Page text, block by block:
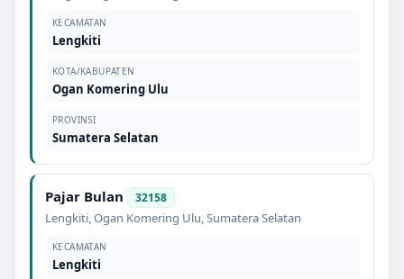
KECAMATAN
Lengkiti
KOTA/KABUPATEN
Ogan Komering Ulu
PROVINSI
Sumatera Selatan
Pajar Bulan 32158
Lengkiti,Ogan Komering Ulu,Sumatera Selatan
KECAMATAN
Lengkiti